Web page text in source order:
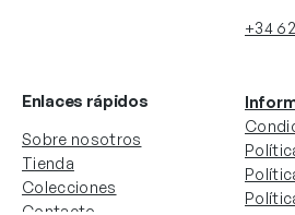
+34
Enlaces rápidos
Sobre nosotros
Tienda
Colecciones